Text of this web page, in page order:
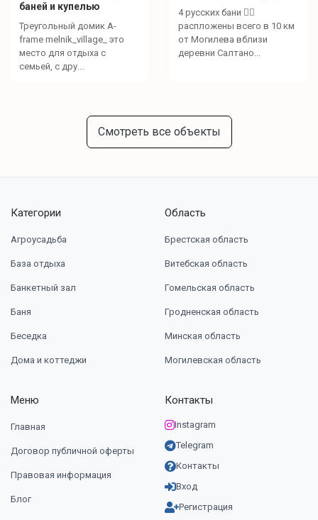
баней и купелью
Треугольный домик A-
frame melnik_village_ это
место для отдыха с
семьей, с дру...
4 русских бани 🧖‍♀️
распложены всего в 10 км
от Могилева вблизи
деревни Салтано...
Смотреть все объекты
Категории
Агроусадьба
База отдыха
Банкетный зал
Баня
Беседка
Дома и коттеджи
Область
Брестская область
Витебская область
Гомельская область
Гродненская область
Минская область
Могилевская область
Меню
Главная
Договор публичной оферты
Правовая информация
Блог
Контакты
Instagram
Telegram
Контакты
Вход
Регистрация